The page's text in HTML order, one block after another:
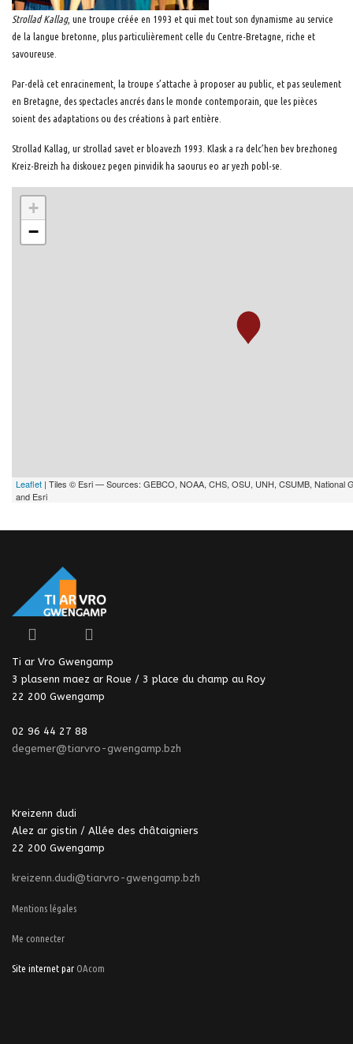
Strollad Kallag, une troupe créée en 1993 et qui met tout son dynamisme au service
de la langue bretonne, plus particulièrement celle du Centre-Bretagne, riche et
savoureuse.
Par-delà cet enracinement, la troupe s’attache à proposer au public, et pas seulement
en Bretagne, des spectacles ancrés dans le monde contemporain, que les pièces
soient des adaptations ou des créations à part entière.
Strollad Kallag, ur strollad savet er bloavezh 1993. Klask a ra delc’hen bev brezhoneg
Kreiz-Breizh ha diskouez pegen pinvidik ha saourus eo ar yezh pobl-se.
+
−
Leaflet | Tiles © Esri — Sources: GEBCO, NOAA, CHS, OSU, UNH, CSUMB, National
and Esri
Ti ar Vro Gwengamp
3 plasenn maez ar Roue / 3 place du champ au Roy
22 200 Gwengamp
02 96 44 27 88
degemer@tiarvro-gwengamp.bzh
Kreizenn dudi
Alez ar gistin / Allée des châtaigniers
22 200 Gwengamp
kreizenn.dudi@tiarvro-gwengamp.bzh
Mentions légales
Me connecter
Site internet par OAcom